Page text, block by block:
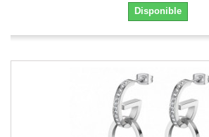
Disponible